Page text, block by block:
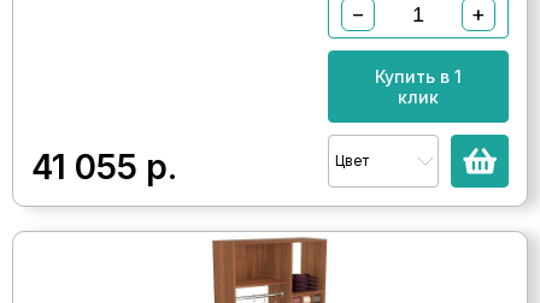
41 055 р.
− +
Купить в 1
клик
Цвет